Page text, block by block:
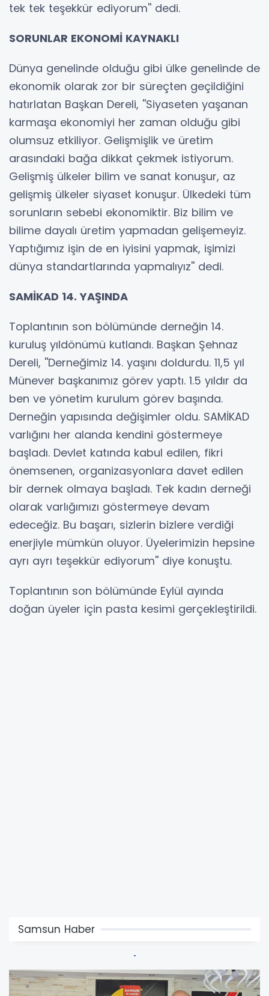
tek tek teşekkür ediyorum'' dedi.
SORUNLAR EKONOMİ KAYNAKLI
Dünya genelinde olduğu gibi ülke genelinde de
ekonomik olarak zor bir süreçten geçildiğini
hatırlatan Başkan Dereli, ''Siyaseten yaşanan
karmaşa ekonomiyi her zaman olduğu gibi
olumsuz etkiliyor. Gelişmişlik ve üretim
arasındaki bağa dikkat çekmek istiyorum.
Gelişmiş ülkeler bilim ve sanat konuşur, az
gelişmiş ülkeler siyaset konuşur. Ülkedeki tüm
sorunların sebebi ekonomiktir. Biz bilim ve
bilime dayalı üretim yapmadan gelişemeyiz.
Yaptığımız işin de en iyisini yapmak, işimizi
dünya standartlarında yapmalıyız'' dedi.
SAMİKAD 14. YAŞINDA
Toplantının son bölümünde derneğin 14.
kuruluş yıldönümü kutlandı. Başkan Şehnaz
Dereli, ''Derneğimiz 14. yaşını doldurdu. 11,5 yıl
Münever başkanımız görev yaptı. 1.5 yıldır da
ben ve yönetim kurulum görev başında.
Derneğin yapısında değişimler oldu. SAMİKAD
varlığını her alanda kendini göstermeye
başladı. Devlet katında kabul edilen, fikri
önemsenen, organizasyonlara davet edilen
bir dernek olmaya başladı. Tek kadın derneği
olarak varlığımızı göstermeye devam
edeceğiz. Bu başarı, sizlerin bizlere verdiği
enerjiyle mümkün oluyor. Üyelerimizin hepsine
ayrı ayrı teşekkür ediyorum'' diye konuştu.
Toplantının son bölümünde Eylül ayında
doğan üyeler için pasta kesimi gerçekleştirildi.
Samsun Haber